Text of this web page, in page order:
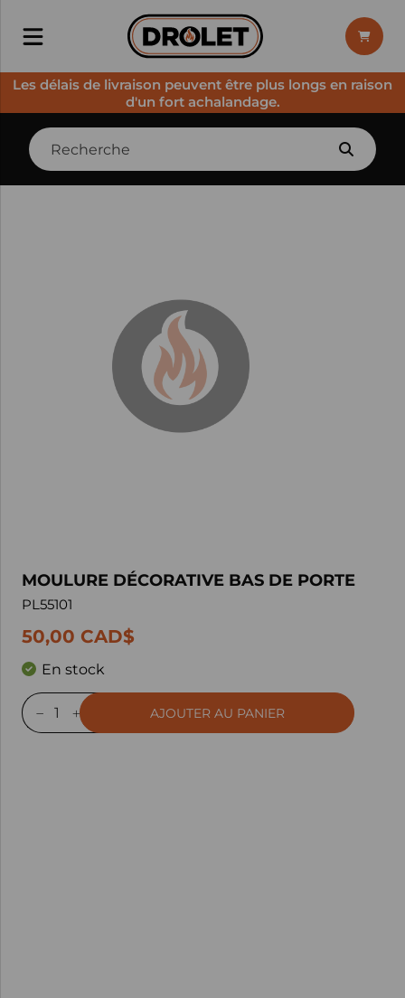
Les délais de livraison peuvent être plus longs en raison
d'un fort achalandage.
MOULURE DÉCORATIVE BAS DE PORTE
PL55101
50,00 CAD$
En stock
AJOUTER AU PANIER